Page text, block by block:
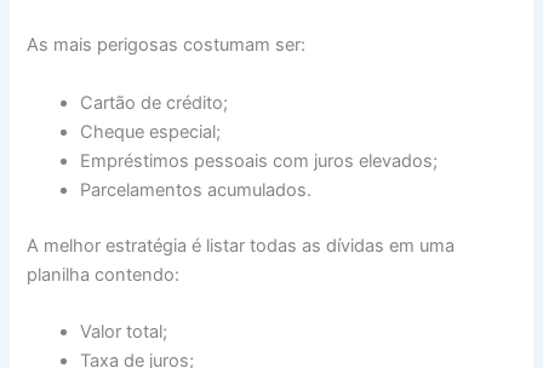
As mais perigosas costumam ser:
Cartão de crédito;
Cheque especial;
Empréstimos pessoais com juros elevados;
Parcelamentos acumulados.
A melhor estratégia é listar todas as dívidas em uma
planilha contendo:
Valor total;
Taxa de juros;